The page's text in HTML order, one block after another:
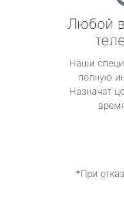
Любой
Наши
полную
Назначат
*При